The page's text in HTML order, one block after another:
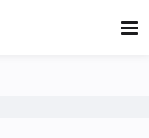
Annonsere i